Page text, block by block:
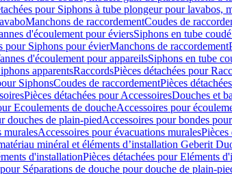
pour Siphons à tube plongeur pour lavabos,
Manchons de raccordementCoudes de
d'écoulement pour éviersSiphons en tube coudé
pour Siphons pour évierManchons de raccordement
d'écoulement pour appareilsSiphons en tube
apparentsRaccordsPièces détachées pour
SiphonsCoudes de raccordementPièces
Pièces détachées pour AccessoiresDouches et
Ecoulements de doucheAccessoires pour
douches de plain-piedAccessoires pour bondes
muralesAccessoires pour évacuations muralesPièces
minéral et éléments d’installation Geberit
d'installationPièces détachées pour Eléments
Séparations de douche pour douche de plain-